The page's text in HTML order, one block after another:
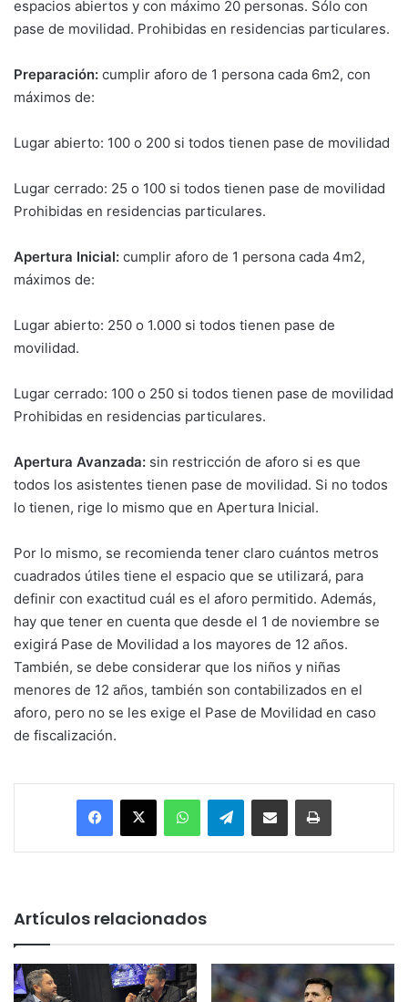
espacios abiertos y con máximo 20 personas. Sólo con
pase de movilidad. Prohibidas en residencias particulares.
Preparación: cumplir aforo de 1 persona cada 6m2, con
máximos de:
Lugar abierto: 100 o 200 si todos tienen pase de movilidad
Lugar cerrado: 25 o 100 si todos tienen pase de movilidad
Prohibidas en residencias particulares.
Apertura Inicial: cumplir aforo de 1 persona cada 4m2,
máximos de:
Lugar abierto: 250 o 1.000 si todos tienen pase de
movilidad.
Lugar cerrado: 100 o 250 si todos tienen pase de movilidad
Prohibidas en residencias particulares.
Apertura Avanzada: sin restricción de aforo si es que
todos los asistentes tienen pase de movilidad. Si no todos
lo tienen, rige lo mismo que en Apertura Inicial.
Por lo mismo, se recomienda tener claro cuántos metros
cuadrados útiles tiene el espacio que se utilizará, para
definir con exactitud cuál es el aforo permitido. Además,
hay que tener en cuenta que desde el 1 de noviembre se
exigirá Pase de Movilidad a los mayores de 12 años.
También, se debe considerar que los niños y niñas
menores de 12 años, también son contabilizados en el
aforo, pero no se les exige el Pase de Movilidad en caso
de fiscalización.
Facebook
X WhatsAppTelegramEnviar vía email Imprimir
Artículos relacionados